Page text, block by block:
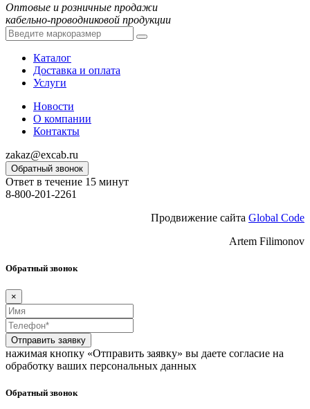
Оптовые и розничные продажи
кабельно-проводниковой продукции
Каталог
Доставка и оплата
Услуги
Новости
О компании
Контакты
zakaz@excab.ru
Обратный звонок
Ответ в течение 15 минут
8-800-201-2261
Продвижение сайта Global Code
Artem Filimonov
Обратный звонок
×
Отправить заявку
нажимая кнопку «Отправить заявку» вы даете согласие на
обработку ваших персональных данных
Обратный звонок